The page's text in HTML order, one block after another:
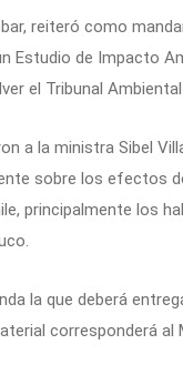
reiteró como
Estudio de Impacto
el Tribunal Ambiental
a la ministra Sibel
sobre los efectos
principalmente los
la que deberá
corresponderá al